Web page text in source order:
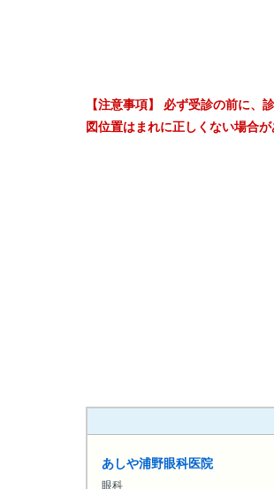
【注意事項】 必ず受診の前に、
図位置はまれに正しくない場合が
あしや浦野眼科医院
眼科